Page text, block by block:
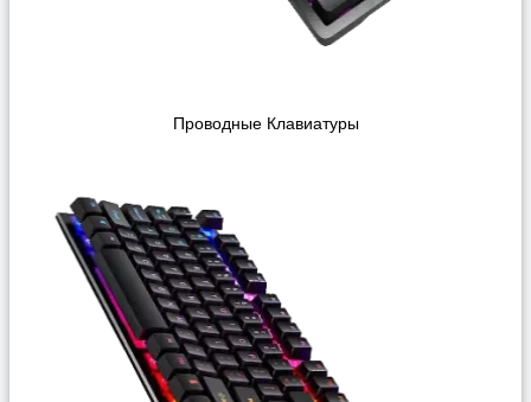
Проводные Клавиатуры